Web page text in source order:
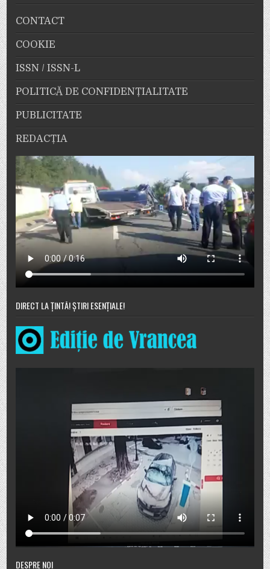
CONTACT
COOKIE
ISSN / ISSN-L
POLITICĂ DE CONFIDENȚIALITATE
PUBLICITATE
REDACȚIA
DIRECT LA ȚINTĂ! ȘTIRI ESENȚIALE!
DESPRE NOI